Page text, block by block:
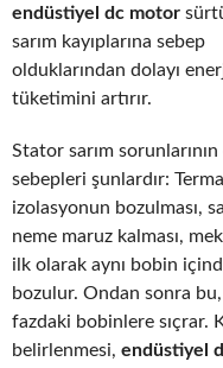
endüstiyel dc motor
sarım kayıplarına sebep
olduklarından dolayı
tüketimini artırır.
Stator sarım sorunlarının
sebepleri şunlardır: Termal
izolasyonun bozulması,
neme maruz kalması,
ilk olarak aynı bobin
bozulur. Ondan sonra
fazdaki bobinlere sıçrar.
belirlenmesi, endüstiyel